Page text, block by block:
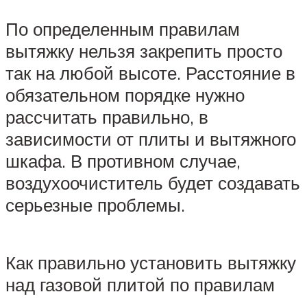
По определенным правилам
вытяжку нельзя закрепить просто
так на любой высоте. Расстояние в
обязательном порядке нужно
рассчитать правильно, в
зависимости от плиты и вытяжного
шкафа. В противном случае,
воздухоочиститель будет создавать
серьезные проблемы.
Как правильно установить вытяжку
над газовой плитой по правилам